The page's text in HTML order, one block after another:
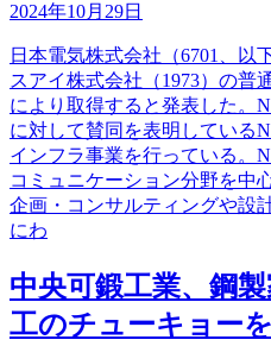
2024年10月29日
日本電気株式会社（6701、以
スアイ株式会社（1973）の普
により取得すると発表した。
に対して賛同を表明している
インフラ事業を行っている。
コミュニケーション分野を中
企画・コンサルティングや設
にわ
中央可鍛工業、鋼
工のチューキョー